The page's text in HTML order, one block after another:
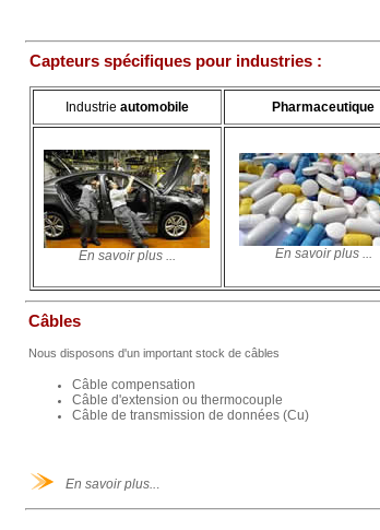
Capteurs spécifiques pour industries :
Industrie automobile Pharmaceutique
En savoir plus ... En savoir plus ...
Câbles
Nous disposons d'un important stock de câbles
Câble compensation
Câble d'extension ou thermocouple
Câble de transmission de données (Cu)
En savoir plus...